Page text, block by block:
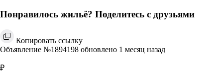
Понравилось жильё? Поделитесь с друзьями
Копировать ссылку
Объявление №1894198 обновлено 1 месяц назад
₽